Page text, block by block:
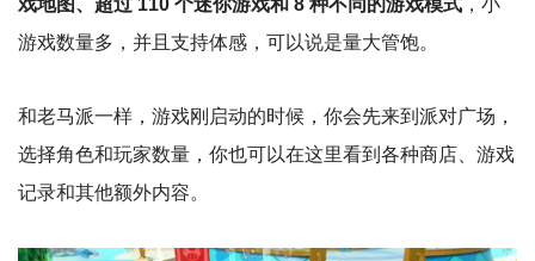
戏地图、超过 110 个迷你游戏和 8 种不同的游戏模式 ，小
游戏数量多，并且支持体感，可以说是量大管饱。
和老马派一样，游戏刚启动的时候，你会先来到派对广场，
选择角色和玩家数量，你也可以在这里看到各种商店、游戏
记录和其他额外内容。